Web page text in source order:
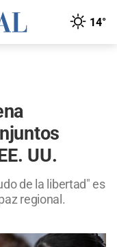
14°
UU.
de la libertad" es
regional.